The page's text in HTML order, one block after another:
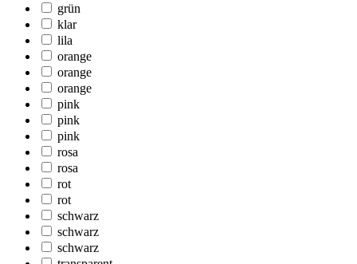
grün
klar
lila
orange
orange
orange
pink
pink
pink
rosa
rosa
rot
rot
schwarz
schwarz
schwarz